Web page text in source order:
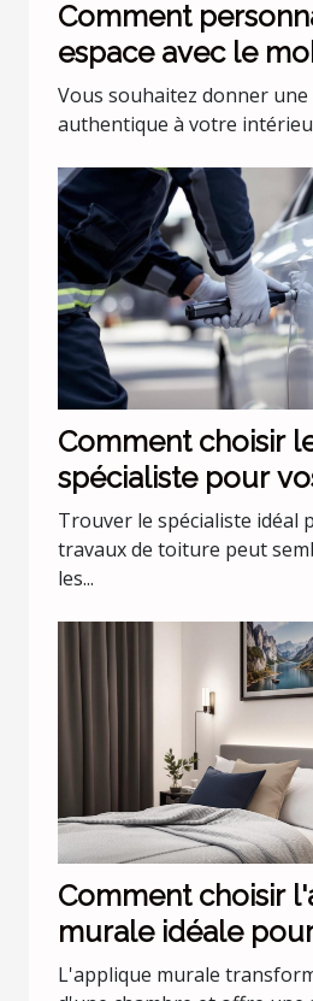
Comment
espace avec le
industriel ?
Vous souhaitez donner
authentique à votre
Comment choisir
spécialiste pour
toiture ?
Trouver le spécialiste idéal
travaux de toiture peut
les...
Comment choisir
murale idéale
chambre
L'applique murale